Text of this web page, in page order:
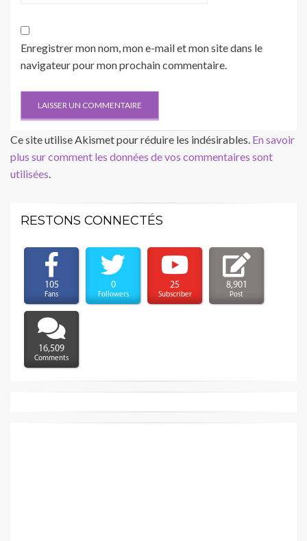
Enregistrer mon nom, mon e-mail et mon site dans le
navigateur pour mon prochain commentaire.
Ce site utilise Akismet pour réduire les indésirables. En savoir
plus sur comment les données de vos commentaires sont
utilisées.
RESTONS CONNECTÉS
105
Fans
0
Followers
25
Subscriber
8,901
Post
16,509
Comments